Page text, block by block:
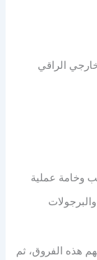
الراقي
وخامة عملية
هذه الفروق، ثم